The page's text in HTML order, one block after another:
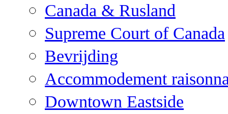
Canada & Rusland
Supreme Court of Canada
Bevrijding
Accommodement
Downtown Eastside